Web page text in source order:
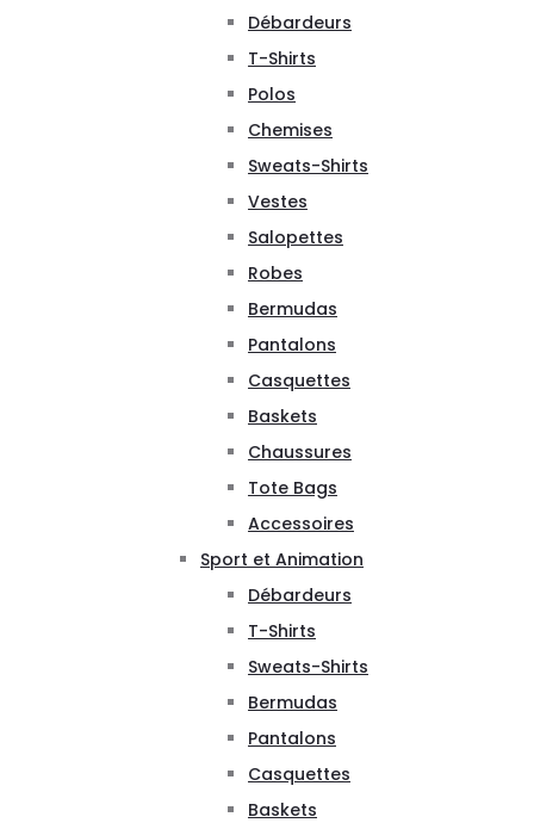
Débardeurs
T-Shirts
Polos
Chemises
Sweats-Shirts
Vestes
Salopettes
Robes
Bermudas
Pantalons
Casquettes
Baskets
Chaussures
Tote Bags
Accessoires
Sport et Animation
Débardeurs
T-Shirts
Sweats-Shirts
Bermudas
Pantalons
Casquettes
Baskets